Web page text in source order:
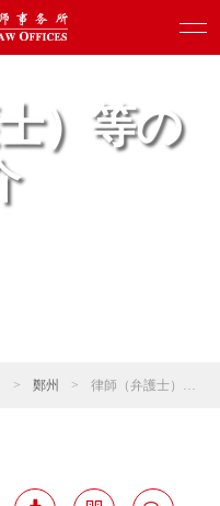
）等の
> 鄭州 > 律師（弁護士）等の紹介